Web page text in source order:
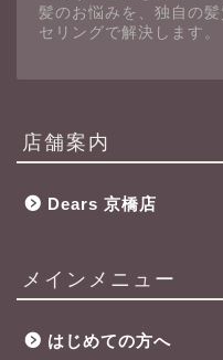
髪のお悩みを、独自の
セリングで解決します。
店舗案内
Dears 京橋店
メインメニュー
はじめての方へ